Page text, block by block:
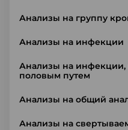
Анализы на группу
Анализы на инфекции
Анализы на
половым путем
Анализы на общий
Анализы на